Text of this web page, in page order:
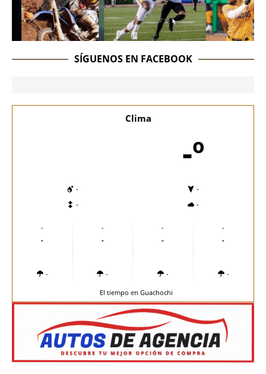
SÍGUENOS EN FACEBOOK
Clima
-º
-
-
-
-
-
-
-
-
-
-
-
-
-
-
-
-
El tiempo en Guachochi